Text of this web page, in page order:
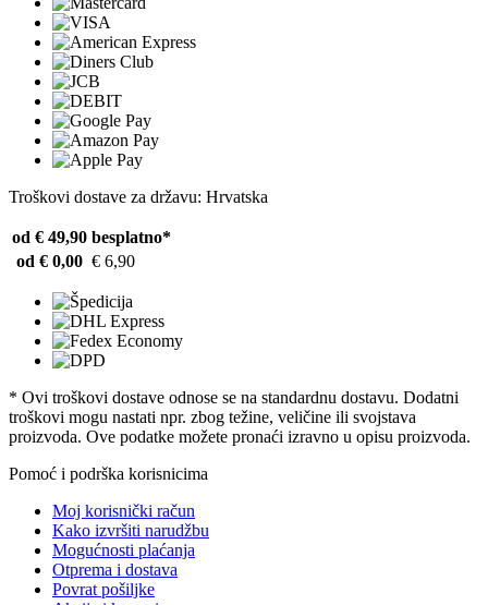
Troškovi dostave za državu: Hrvatska
od € 49,90 besplatno*
od € 0,00 € 6,90
* Ovi troškovi dostave odnose se na standardnu ​​dostavu. Dodatni
troškovi mogu nastati npr. zbog težine, veličine ili svojstava
proizvoda. Ove podatke možete pronaći izravno u opisu proizvoda.
Pomoć i podrška korisnicima
Moj korisnički račun
Kako izvršiti narudžbu
Mogućnosti plaćanja
Otprema i dostava
Povrat pošiljke